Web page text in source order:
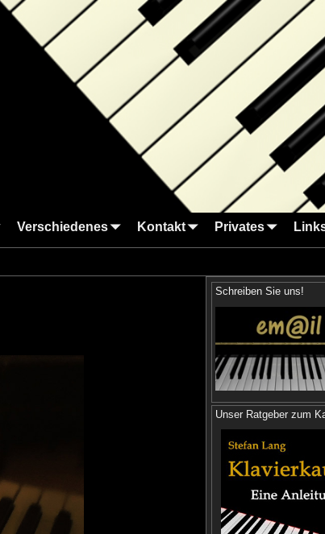
Verschiedenes Kontakt Privates
Schreiben Sie uns!
Unser Ratgeber zum